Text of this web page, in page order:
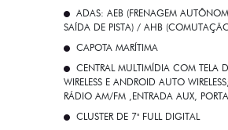
ADAS: AEB (FRENAGEM
SAÍDA DE PISTA) / AHB
CAPOTA MARÍTIMA
CENTRAL MULTIMÍDIA COM TELA
WIRELESS E ANDROID AUTO
RÁDIO AM/FM ,ENTRADA AUX,
CLUSTER DE 7" FULL DIGITAL